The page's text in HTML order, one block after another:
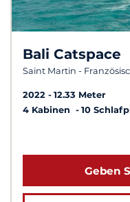
Bali Catspace
Saint Martin -
2022
12.33 Meter
4 Kabinen
10
Geben